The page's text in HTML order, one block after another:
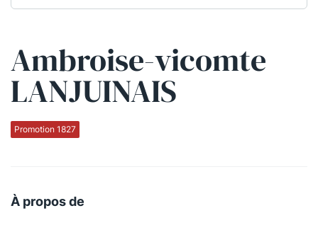
Ambroise-vicomte
LANJUINAIS
Promotion 1827
À propos de
Qui sommes-nous ?
La Conférence
La défense pénale